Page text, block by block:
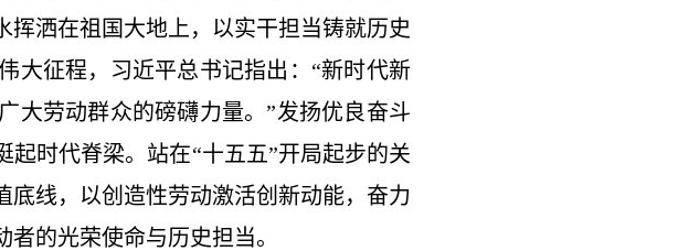
洒在祖国大地上，以实干担当铸就历史
大征程，习近平总书记指出：“新时代新
大劳动群众的磅礴力量。”发扬优良奋斗
时代脊梁。站在“十五五”开局起步的关
线，以创造性劳动激活创新动能，奋力
的光荣使命与历史担当。